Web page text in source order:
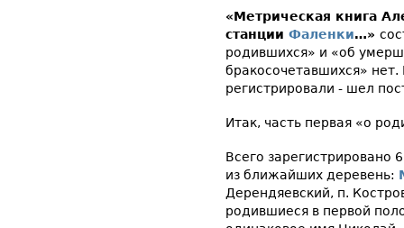
«Метрическая книга
станции Фаленки…»
родившихся» и «об
бракосочетавшихся»
регистрировали - шел
Итак, часть первая «о
Всего зарегистрировано
из ближайших деревень:
Дерендяевский, п.
родившиеся в первой